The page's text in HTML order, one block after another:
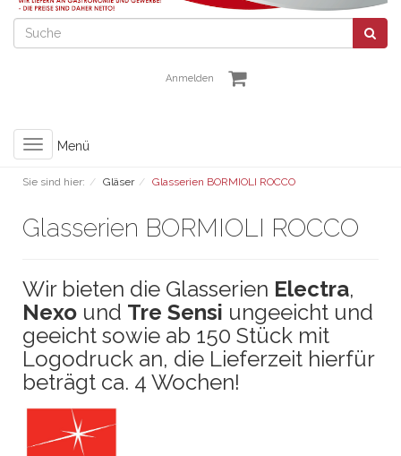
Anmelden
Toggle
navigation
Menü
Sie sind hier: Gläser Glasserien BORMIOLI ROCCO
Glasserien BORMIOLI ROCCO
Wir bieten die Glasserien Electra,
Nexo und Tre Sensi ungeeicht und
geeicht sowie ab 150 Stück mit
Logodruck an, die Lieferzeit hierfür
beträgt ca. 4 Wochen!